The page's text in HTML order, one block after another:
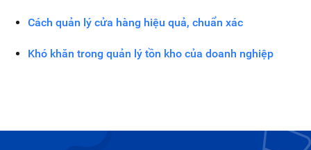
Cách quản lý cửa hàng hiệu quả, chuẩn xác
Khó khăn trong quản lý tồn kho của doanh nghiệp